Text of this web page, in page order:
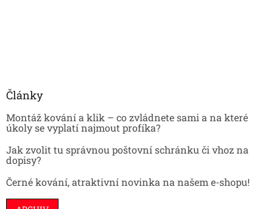
Články
Montáž kování a klik – co zvládnete sami a na které
úkoly se vyplatí najmout profíka?
Jak zvolit tu správnou poštovní schránku či vhoz na
dopisy?
Černé kování, atraktivní novinka na našem e-shopu!